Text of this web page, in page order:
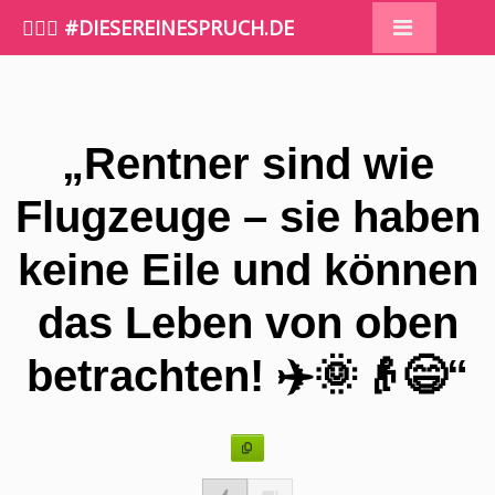
🤷🏼‍♀️ #DIESEREINESPRUCH.DE
„Rentner sind wie
Flugzeuge – sie haben
keine Eile und können
das Leben von oben
betrachten! ✈️🌞👴😄“